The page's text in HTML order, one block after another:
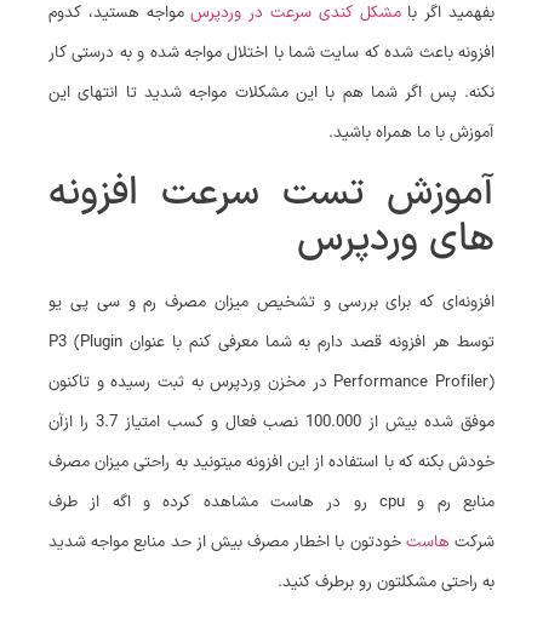
بفهمید اگر بامشکل کندی سرعت در وردپرسمواجه هستید، کدوم
افزونه باعث شده که سایت شما با اختلال مواجه شده و به درستی کار
نکنه. پس اگر شما هم با این مشکلات مواجه شدید تا انتهای این
آموزش با ما همراه باشید.
آموزش تست سرعت افزونه
های وردپرس
افزونه‌ای که برای بررسی و تشخیص میزان مصرف رم و سی پی یو
توسط هر افزونه قصد دارم به شما معرفی کنم با عنوان P3 (Plugin
Performance Profiler) در مخزن وردپرس به ثبت رسیده و تاکنون
موفق شده بیش از 100.000 نصب فعال و کسب امتیاز 3.7 را ازآن
خودش بکنه که با استفاده از این افزونه میتونید به راحتی میزان مصرف
منابع رم و cpu رو در هاست مشاهده کرده و اگه از طرف
شرکت هاست خودتون با اخطار مصرف بیش از حد منابع مواجه شدید
به راحتی مشکلتون رو برطرف کنید.